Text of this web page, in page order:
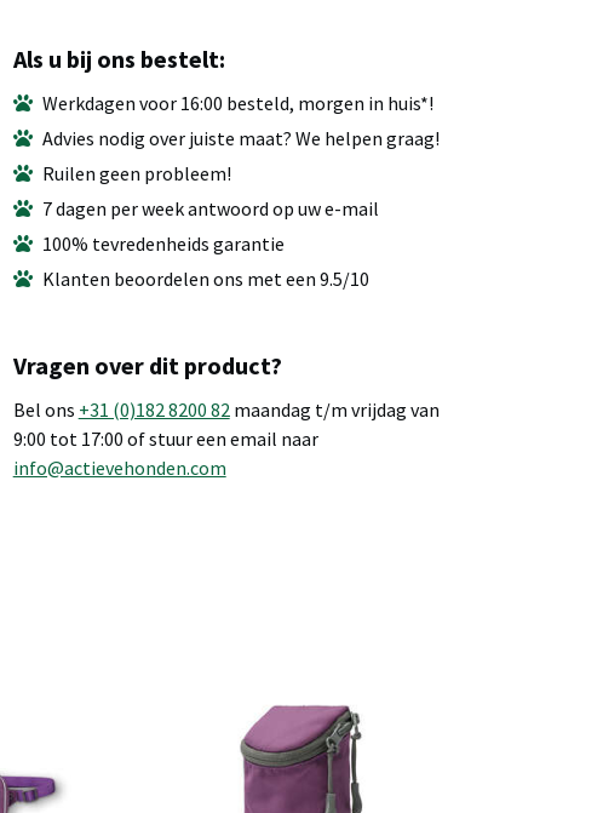
Als u bij ons bestelt:
Werkdagen voor 16:00 besteld, morgen in huis*!
Advies nodig over juiste maat? We helpen graag!
Ruilen geen probleem!
7 dagen per week antwoord op uw e-mail
100% tevredenheids garantie
Klanten beoordelen ons met een 9.5/10
Vragen over dit product?
Bel ons +31 (0)182 8200 82maandag t/m vrijdag van
9:00 tot 17:00 of stuur een email naar
info@actievehonden.com